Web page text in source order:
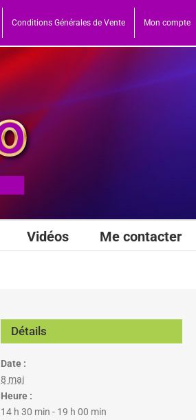
Conditions Générales de Vente Mon compte
Vidéos Me contacter
Détails
Date :
8 mai
Heure :
14 h 30 min - 19 h 00 min